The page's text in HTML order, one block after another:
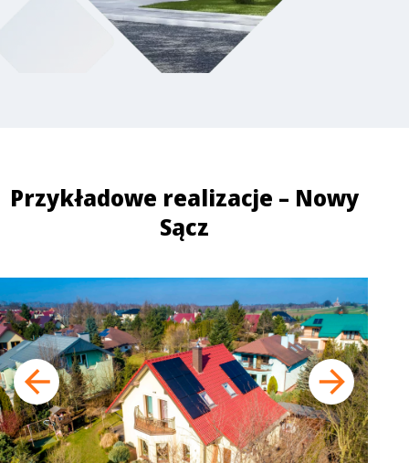
Przykładowe realizacje – Nowy
Sącz